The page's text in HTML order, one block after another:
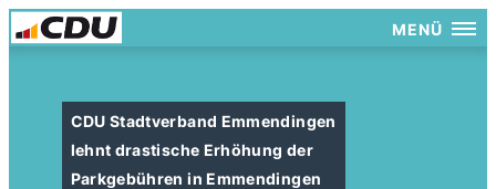
MENÜ
CDU Stadtverband Emmendingen
lehnt drastische Erhöhung der
Parkgebühren in Emmendingen